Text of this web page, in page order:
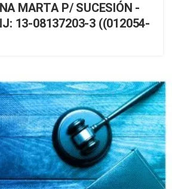
MARTA P/ SUCESIÓN -
13-08137203-3 ((012054-